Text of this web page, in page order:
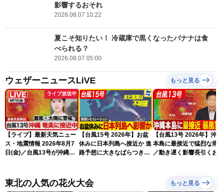
影響するおそれ
2026.08.07 10:22
夏こそ知りたい！ 冷蔵庫で黒くなったバナナは食
べられる？
2026.08.07 05:00
ウェザーニュースLiVE もっと見る
ライブ放送中
【ライブ】最新天気ニュー
ス・地震情報 2026年8月7
日(金)／台風13号が沖縄・
ュースLiVEアフタヌーン・
小林李衣奈／内藤邦裕〉
【台風15号 2026年】お盆
休みに日本列島へ接近か 進
路予想に大きなばらつき
【台風13号 2026年】沖
本島に最接近で猛烈な雨
／動き遅く影響長引くお
東北の人気の花火大会 もっと見る